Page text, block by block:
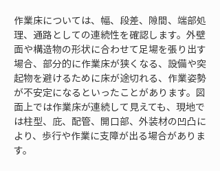
作業床については、幅、段差、隙間、端部処
理、通路としての連続性を確認します。外壁
面や構造物の形状に合わせて足場を張り出す
場合、部分的に作業床が狭くなる、設備や突
起物を避けるために床が途切れる、作業姿勢
が不安定になるといったことがあります。図
面上では作業床が連続して見えても、現地で
は柱型、庇、配管、開口部、外装材の凹凸に
より、歩行や作業に支障が出る場合がありま
す。